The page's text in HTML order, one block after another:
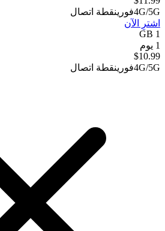
4G/5Gفورينقطة اتصال
اشترِ الآن
1 GB
1 يوم
$10.99
4G/5Gفورينقطة اتصال